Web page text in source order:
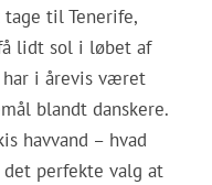
til Tenerife,
lidt sol i løbet af
i årevis været
blandt danskere.
havvand – hvad
det perfekte valg at